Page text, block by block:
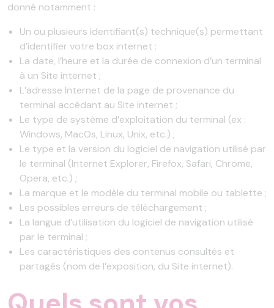
donné notamment :
Un ou plusieurs identifiant(s) technique(s) permettant
d’identifier votre box internet ;
La date, l’heure et la durée de connexion d’un terminal
à un Site internet ;
L’adresse Internet de la page de provenance du
terminal accédant au Site internet ;
Le type de système d’exploitation du terminal (ex :
Windows, MacOs, Linux, Unix, etc.) ;
Le type et la version du logiciel de navigation utilisé par
le terminal (Internet Explorer, Firefox, Safari, Chrome,
Opera, etc.) ;
La marque et le modèle du terminal mobile ou tablette ;
Les possibles erreurs de téléchargement ;
La langue d’utilisation du logiciel de navigation utilisé
par le terminal ;
Les caractéristiques des contenus consultés et
partagés (nom de l’exposition, du Site internet).